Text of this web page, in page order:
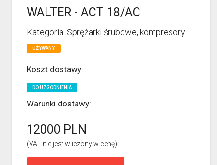
WALTER - ACT 18/AC
Kategoria: Sprężarki śrubowe, kompresory
UŻYWANY
Koszt dostawy:
DO UZGODNIENIA
Warunki dostawy:
12000 PLN
(VAT nie jest wliczony w cenę)